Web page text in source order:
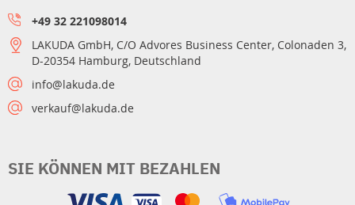
SIE KÖNNEN MIT BEZAHLEN
+49 32 221098014
LAKUDA GmbH, C/O Advores Business Center, Colonaden 3,
D-20354 Hamburg, Deutschland
info@lakuda.de
verkauf@lakuda.de